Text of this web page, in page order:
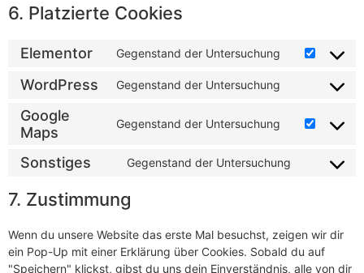
6. Platzierte Cookies
Elementor Gegenstand der Untersuchung
WordPress Gegenstand der Untersuchung
Google
Maps
Gegenstand der Untersuchung
Sonstiges Gegenstand der Untersuchung
7. Zustimmung
Wenn du unsere Website das erste Mal besuchst, zeigen wir dir
ein Pop-Up mit einer Erklärung über Cookies. Sobald du auf
"Speichern" klickst, gibst du uns dein Einverständnis, alle von dir